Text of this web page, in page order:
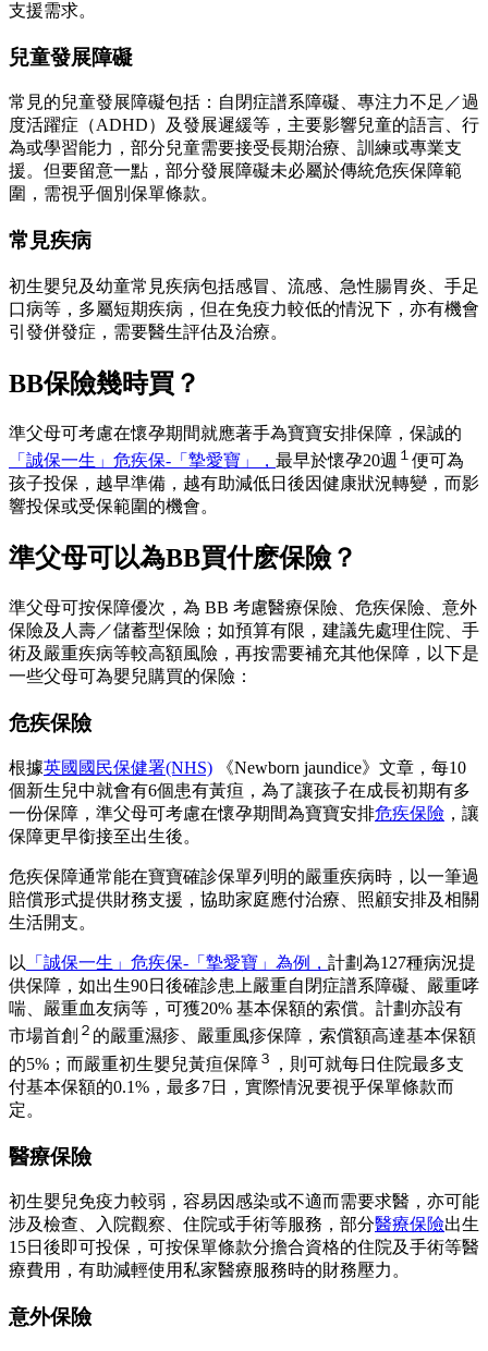
支援需求。
兒童發展障礙
常見的兒童發展障礙包括：自閉症譜系障礙、專注力不足／過
度活躍症（ADHD）及發展遲緩等，主要影響兒童的語言、行
為或學習能力，部分兒童需要接受長期治療、訓練或專業支
援。但要留意一點，部分發展障礙未必屬於傳統危疾保障範
圍，需視乎個別保單條款。
常見疾病
初生嬰兒及幼童常見疾病包括感冒、流感、急性腸胃炎、手足
口病等，多屬短期疾病，但在免疫力較低的情況下，亦有機會
引發併發症，需要醫生評估及治療。
BB保險幾時買？
準父母可考慮在懷孕期間就應著手為寶寶安排保障，保誠的
「誠保一生」危疾保-「摯愛寶」， 最早於懷孕20週 １ 便可為
孩子投保，越早準備，越有助減低日後因健康狀況轉變，而影
響投保或受保範圍的機會。
準父母可以為BB買什麽保險？
準父母可按保障優次，為 BB 考慮醫療保險、危疾保險、意外
保險及人壽／儲蓄型保險；如預算有限，建議先處理住院、手
術及嚴重疾病等較高額風險，再按需要補充其他保障，以下是
一些父母可為嬰兒購買的保險：
危疾保險
根據英國國民保健署(NHS) 《Newborn jaundice》文章，每10
個新生兒中就會有6個患有黃疸，為了讓孩子在成長初期有多
一份保障，準父母可考慮在懷孕期間為寶寶安排危疾保險 ，讓
保障更早銜接至出生後。
危疾保障通常能在寶寶確診保單列明的嚴重疾病時，以一筆過
賠償形式提供財務支援，協助家庭應付治療、照顧安排及相關
生活開支。
以 「誠保一生」危疾保-「摯愛寶」為例， 計劃為127種病況提
供保障，如出生90日後確診患上嚴重自閉症譜系障礙、嚴重哮
喘、嚴重血友病等，可獲20% 基本保額的索償。計劃亦設有
市場首創 ２ 的嚴重濕疹、嚴重風疹保障，索償額高達基本保額
的5%；而嚴重初生嬰兒黃疸保障 ３
，則可就每日住院最多支
付基本保額的0.1%，最多7日，實際情況要視乎保單條款而
定。
醫療保險
初生嬰兒免疫力較弱，容易因感染或不適而需要求醫，亦可能
涉及檢查、入院觀察、住院或手術等服務，部分醫療保險出生
15日後即可投保，可按保單條款分擔合資格的住院及手術等醫
療費用，有助減輕使用私家醫療服務時的財務壓力。
意外保險